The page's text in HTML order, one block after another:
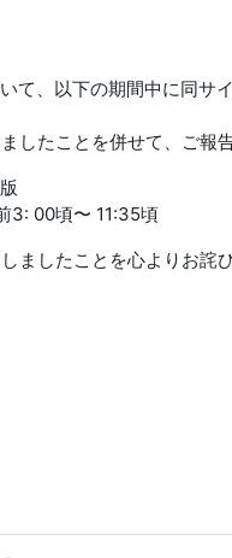
、以下の期間中に同サ
たことを併せて、ご報告
3: 00頃〜 11:35頃
したことを心よりお詫び